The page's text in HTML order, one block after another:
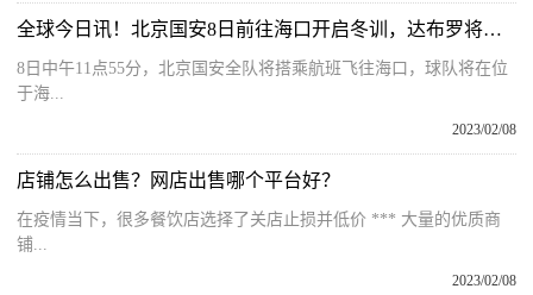
全球今日讯！北京国安8日前往海口开启冬训，达布罗将被外租，李可将重新接受教练组考核
8日中午11点55分，北京国安全队将搭乘航班飞往海口，球队将在位
于海...
2023/02/08
店铺怎么出售？网店出售哪个平台好？
在疫情当下，很多餐饮店选择了关店止损并低价 *** 大量的优质商
铺...
2023/02/08